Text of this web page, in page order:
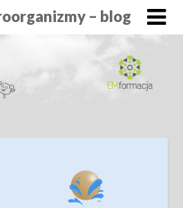
– blog